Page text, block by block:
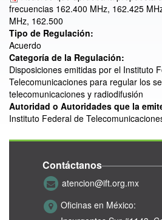
frecuencias 162.400 MHz, 162.425
MHz, 162.500
Tipo de Regulación:
Acuerdo
Categoría de la Regulación:
Disposiciones emitidas por el Instituto
Telecomunicaciones para regular los
telecomunicaciones y radiodifusión
Autoridad o Autoridades que la
Instituto Federal de
Contáctanos
atencion@ift.org.mx
Oficinas en México: